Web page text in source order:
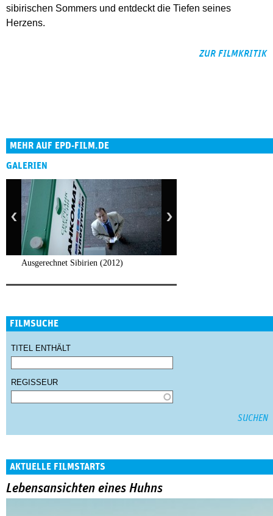
sibirischen Sommers und entdeckt die Tiefen seines
Herzens.
ZUR FILMKRITIK
MEHR AUF EPD-FILM.DE
GALERIEN
Ausgerechnet Sibirien (2012)
FILMSUCHE
TITEL ENTHÄLT
REGISSEUR
AKTUELLE FILMSTARTS
Lebensansichten eines Huhns